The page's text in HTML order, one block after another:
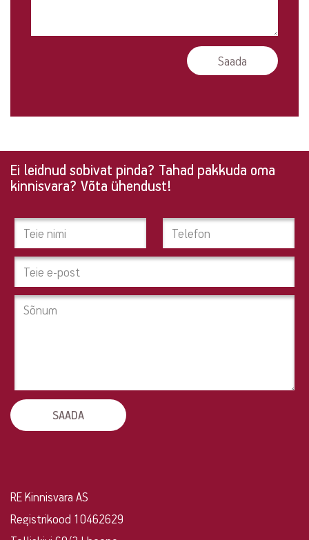
Ei
leidnud
sobivat
pinda?
Tahad
pakkuda
oma
RE Kinnisvara AS
Registrikood 10462629
Ei leidnud sobivat pinda? Tahad pakkuda oma
kinnisvara? Võta ühendust!